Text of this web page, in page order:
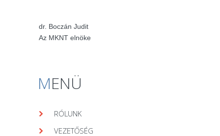
dr. Boczán Judit
Az MKNT elnöke
MENÜ
RÓLUNK
VEZETŐSÉG